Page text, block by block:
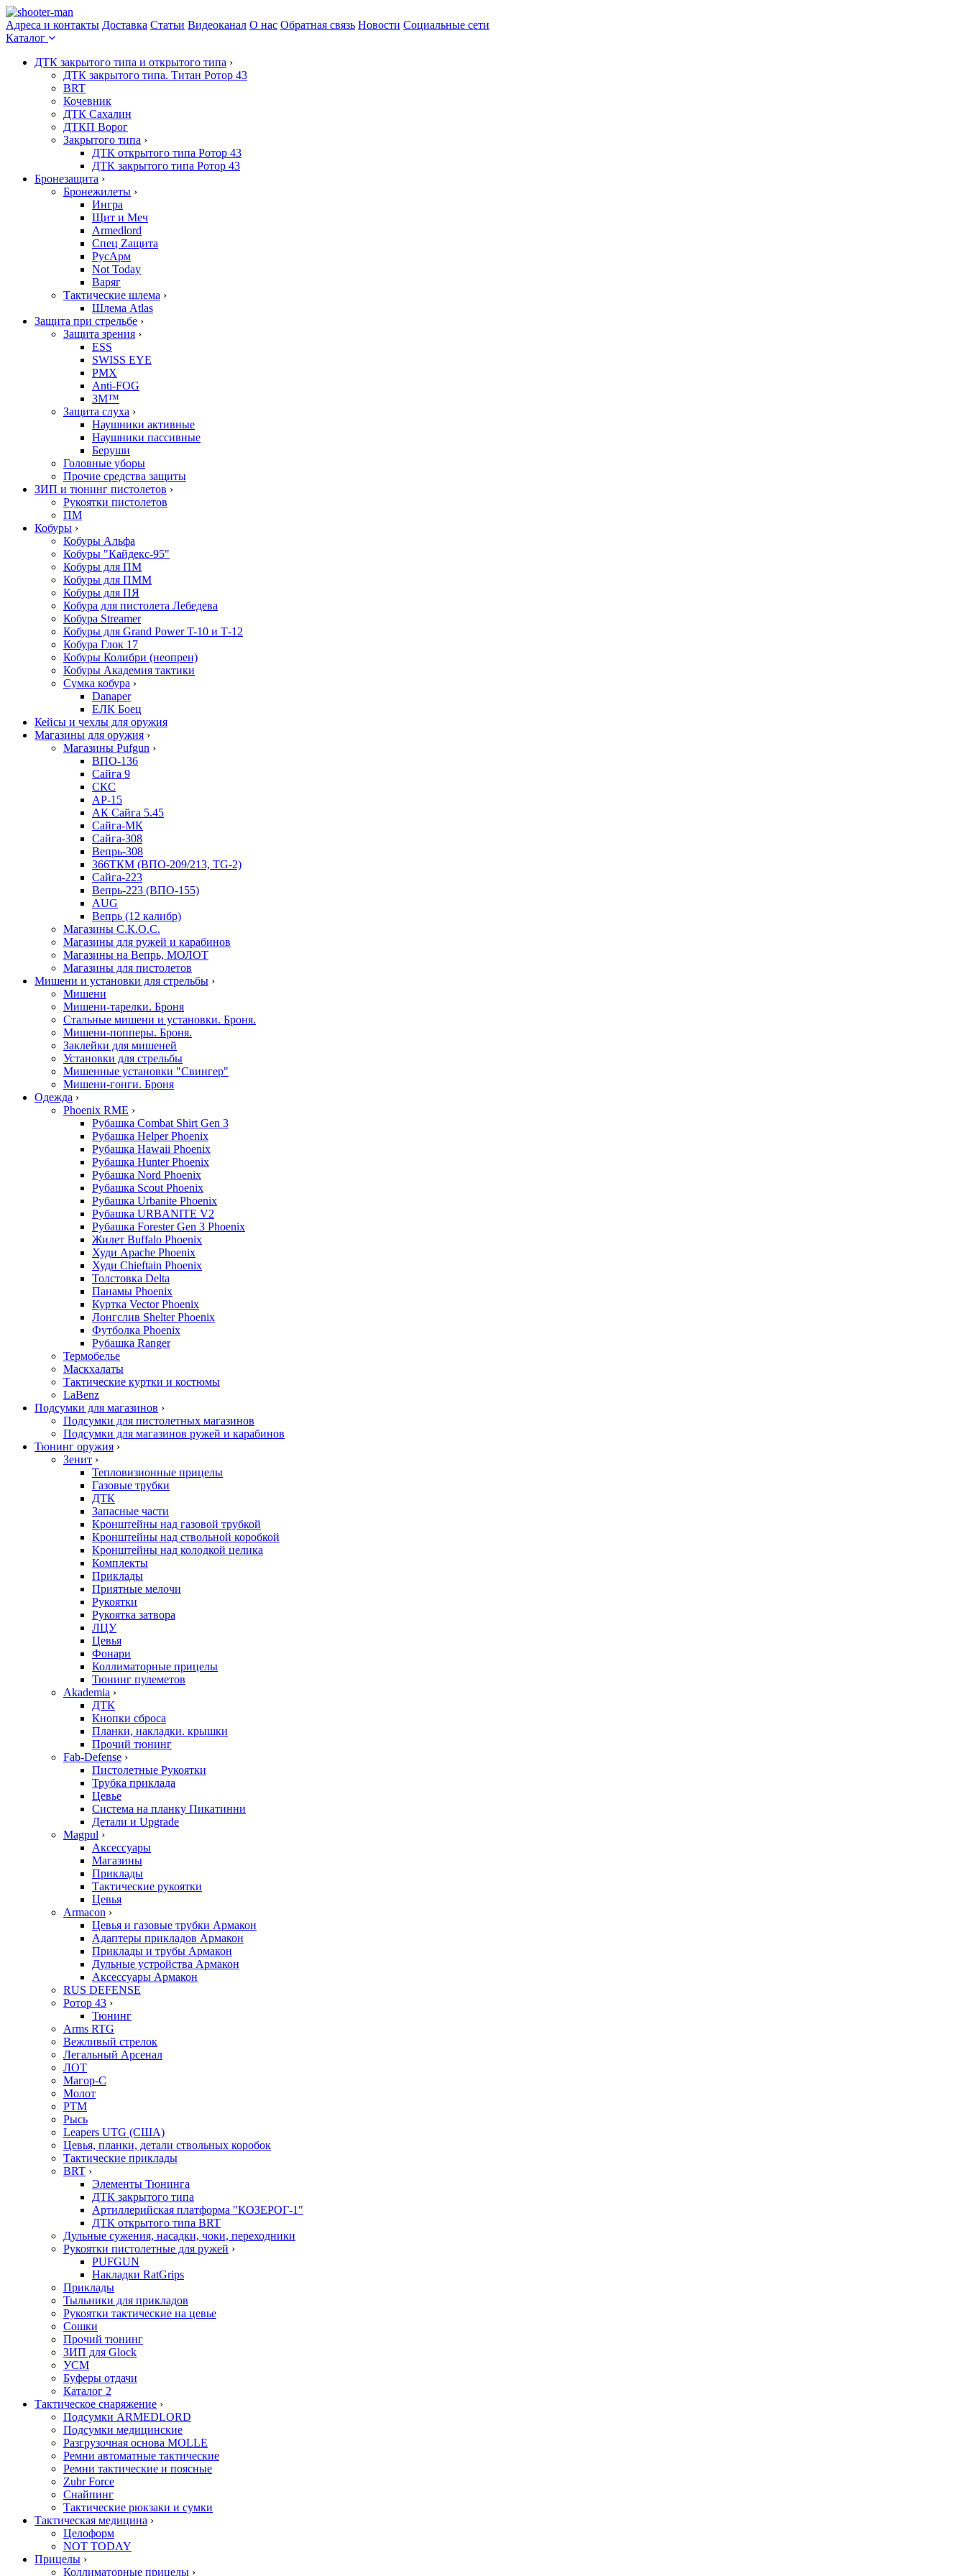
Адреса и контакты Доставка Статьи Видеоканал О нас Обратная связь Новости Социальные сети
Каталог
ДТК закрытого типа и открытого типа ›
ДТК закрытого типа. Титан Ротор 43
BRT
Кочевник
ДТК Сахалин
ДТКП Ворог
Закрытого типа ›
ДТК открытого типа Ротор 43
ДТК закрытого типа Ротор 43
Бронезащита ›
Бронежилеты ›
Ингра
Щит и Меч
Armedlord
Спец Zащита
РусАрм
Not Today
Варяг
Тактические шлема ›
Шлема Atlas
Защита при стрельбе ›
Защита зрения ›
ESS
SWISS EYE
PMX
Anti-FOG
3M™
Защита слуха ›
Наушники активные
Наушники пассивные
Беруши
Головные уборы
Прочие средства защиты
ЗИП и тюнинг пистолетов ›
Рукоятки пистолетов
ПМ
Кобуры ›
Кобуры Альфа
Кобуры "Кайдекс-95"
Кобуры для ПМ
Кобуры для ПММ
Кобуры для ПЯ
Кобура для пистолета Лебедева
Кобура Streamer
Кобуры для Grand Power T-10 и Т-12
Кобура Глок 17
Кобуры Колибри (неопрен)
Кобуры Академия тактики
Сумка кобура ›
Danaper
ЕЛК Боец
Кейсы и чехлы для оружия
Магазины для оружия ›
Магазины Pufgun ›
ВПО-136
Сайга 9
СКС
АР-15
АК Сайга 5.45
Сайга-МК
Сайга-308
Вепрь-308
366ТКМ (ВПО-209/213, TG-2)
Сайга-223
Вепрь-223 (ВПО-155)
AUG
Вепрь (12 калибр)
Магазины С.К.О.С.
Магазины для ружей и карабинов
Магазины на Вепрь, МОЛОТ
Магазины для пистолетов
Мишени и установки для стрельбы ›
Мишени
Мишени-тарелки. Броня
Стальные мишени и установки. Броня.
Мишени-попперы. Броня.
Заклейки для мишеней
Установки для стрельбы
Мишенные установки "Свингер"
Мишени-гонги. Броня
Одежда ›
Phoenix RME ›
Рубашка Combat Shirt Gen 3
Рубашка Helper Phoenix
Рубашка Hawaii Phoenix
Рубашка Hunter Phoenix
Рубашка Nord Phoenix
Рубашка Scout Phoenix
Рубашка Urbanite Phoenix
Рубашка URBANITE V2
Рубашка Forester Gen 3 Phoenix
Жилет Buffalo Phoenix
Худи Apache Phoenix
Худи Chieftain Phoenix
Толстовка Delta
Панамы Phoenix
Куртка Vector Phoenix
Лонгслив Shelter Phoenix
Футболка Phoenix
Рубашка Ranger
Термобелье
Маскхалаты
Тактические куртки и костюмы
LaBenz
Подсумки для магазинов ›
Подсумки для пистолетных магазинов
Подсумки для магазинов ружей и карабинов
Тюнинг оружия ›
Зенит ›
Тепловизионные прицелы
Газовые трубки
ДТК
Запасные части
Кронштейны над газовой трубкой
Кронштейны над ствольной коробкой
Кронштейны над колодкой целика
Комплекты
Приклады
Приятные мелочи
Рукоятки
Рукоятка затвора
ЛЦУ
Цевья
Фонари
Коллиматорные прицелы
Тюнинг пулеметов
Akademia ›
ДТК
Кнопки сброса
Планки, накладки. крышки
Прочий тюнинг
Fab-Defense ›
Пистолетные Рукоятки
Трубка приклада
Цевье
Система на планку Пикатинни
Детали и Upgrade
Magpul ›
Аксессуары
Магазины
Приклады
Тактические рукоятки
Цевья
Armacon ›
Цевья и газовые трубки Армакон
Адаптеры прикладов Армакон
Приклады и трубы Армакон
Дульные устройства Армакон
Аксессуары Армакон
RUS DEFENSE
Ротор 43 ›
Тюнинг
Arms RTG
Вежливый стрелок
Легальный Арсенал
ЛОТ
Магор-С
Молот
РТМ
Рысь
Leapers UTG (США)
Цевья, планки, детали ствольных коробок
Тактические приклады
BRT ›
Элементы Тюнинга
ДТК закрытого типа
Артиллерийская платформа "КОЗЕРОГ-1"
ДТК открытого типа BRT
Дульные сужения, насадки, чоки, переходники
Рукоятки пистолетные для ружей ›
PUFGUN
Накладки RatGrips
Приклады
Тыльники для прикладов
Рукоятки тактические на цевье
Сошки
Прочий тюнинг
ЗИП для Glock
УСМ
Буферы отдачи
Каталог 2
Тактическое снаряжение ›
Подсумки ARMEDLORD
Подсумки медицинские
Разгрузочная основа MOLLE
Ремни автоматные тактические
Ремни тактические и поясные
Zubr Force
Снайпинг
Тактические рюкзаки и сумки
Тактическая медицина ›
Целоформ
NOT TODAY
Прицелы ›
Коллиматорные прицелы ›